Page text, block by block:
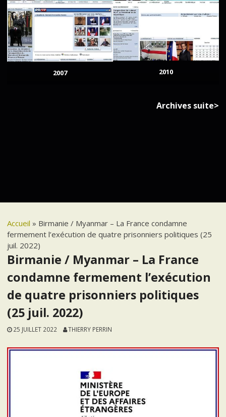
2007 2010
Archives suite>
Accueil » Birmanie / Myanmar – La France condamne
fermement l’exécution de quatre prisonniers politiques (25
juil. 2022)
Birmanie / Myanmar – La France
condamne fermement l’exécution
de quatre prisonniers politiques
(25 juil. 2022)
25 JUILLET 2022 THIERRY PERRIN